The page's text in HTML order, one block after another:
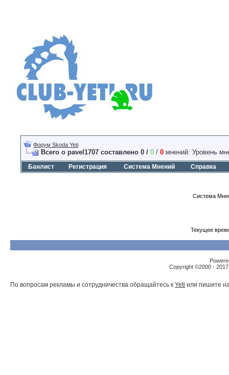
Форум Skoda Yeti
Всего о pavel1707 составлено 0 / 0 / 0 мнений. Уровень
Банлист Регистрация Система Мнений Справка
Система
Текущее
Copyright ©2000 -
По вопросам рекламы и сотрудничества обращайтесь к Yeti или пишите